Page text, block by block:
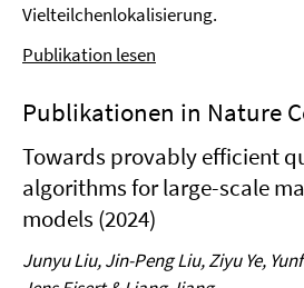
Vielteilchenlokalisierung.
Publikation lesen
Publikationen in Nature
Towards provably efficient
algorithms for large-scale
models (2024)
Junyu Liu, Jin-Peng Liu, Ziyu Ye,